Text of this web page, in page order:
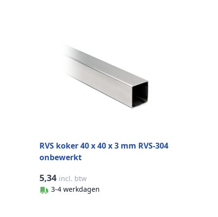
RVS koker 40 x 40 x 3 mm RVS-304
onbewerkt
5,34 incl. btw
3-4 werkdagen